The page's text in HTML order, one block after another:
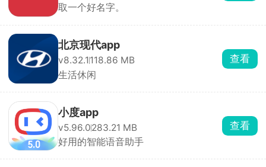
取一个好名字。
北京现代app
v8.32.1 118.86 MB
生活休闲
查看
小度app
v5.96.0283.21 MB
好用的智能语音助手
查看